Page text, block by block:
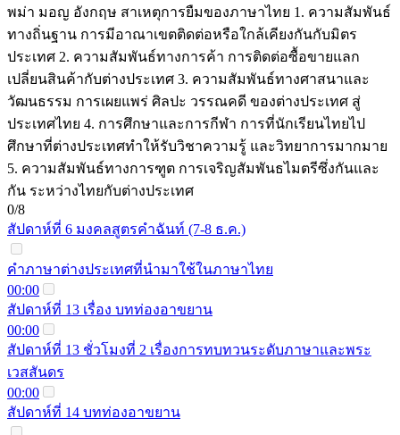
พม่า มอญ อังกฤษ สาเหตุการยืมของภาษาไทย 1. ความสัมพันธ์
ทางถิ่นฐาน การมีอาณาเขตติดต่อหรือใกล้เคียงกันกับมิตร
ประเทศ 2. ความสัมพันธ์ทางการค้า การติดต่อซื้อขายแลก
เปลี่ยนสินค้ากับต่างประเทศ 3. ความสัมพันธ์ทางศาสนาและ
วัฒนธรรม การเผยแพร่ ศิลปะ วรรณคดี ของต่างประเทศ สู่
ประเทศไทย 4. การศึกษาและการกีฬา การที่นักเรียนไทยไป
ศึกษาที่ต่างประเทศทำให้รับวิชาความรู้ และวิทยาการมากมาย
5. ความสัมพันธ์ทางการฑูต การเจริญสัมพันธไมตรีซึ่งกันและ
กัน ระหว่างไทยกับต่างประเทศ
0/8
สัปดาห์ที่ 6 มงคลสูตรคำฉันท์ (7-8 ธ.ค.)
คำภาษาต่างประเทศที่นำมาใช้ในภาษาไทย
00:00
สัปดาห์ที่ 13 เรื่อง บทท่องอาขยาน
00:00
สัปดาห์ที่ 13 ชั่วโมงที่ 2 เรื่องการทบทวนระดับภาษาและพระ
เวสสันดร
00:00
สัปดาห์ที่ 14 บทท่องอาขยาน